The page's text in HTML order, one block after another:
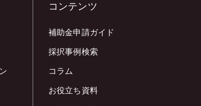
コンテンツ
補助金申請ガイド
採択事例検索
コラム
お役立ち資料